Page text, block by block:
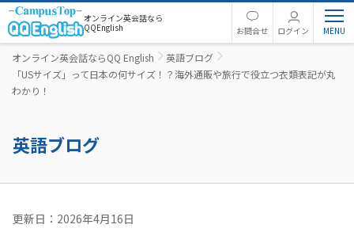
オンライン英会話なら
QQEnglish
お問合せ ログイン
オンライン英会話ならQQ English
英語ブログ
「USサイズ」って日本の何サイズ！？海外通販や旅行で役立つ衣類表記が丸
わかり！
英語ブログ
更新日：2026年4月16日